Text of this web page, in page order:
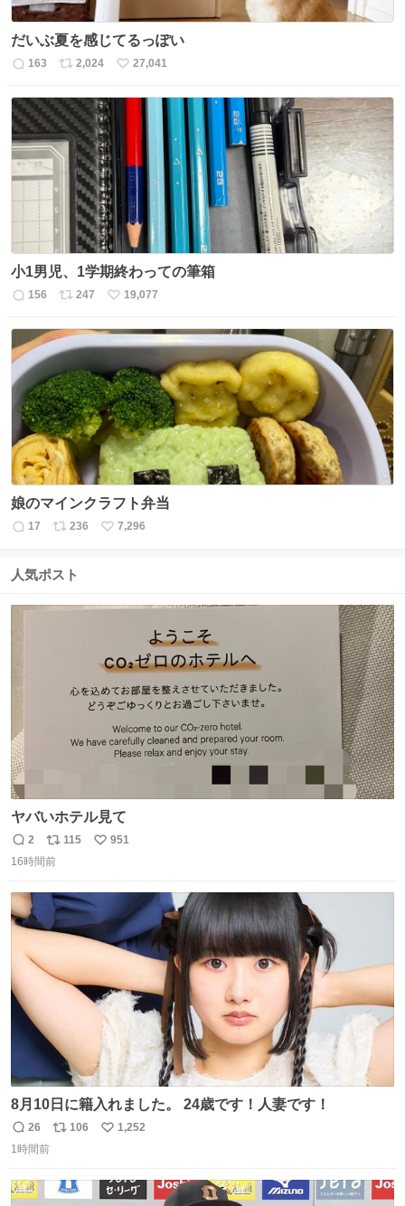
だいぶ夏を感じてるっぽい
返
数
163
リ
ス
ト
数
2,024
い
27,041
小1男児、1学期終わっての筆箱
返
数
156
リ
ス
ト
数
247
い
ね
19,077
娘のマインクラフト弁当
返
数
17
リ
ス
数
236
い
7,296
人気ポスト
ヤバいホテル見て
返
信
2
リ
ポ
ト
数
115
い
数
951
16時間前
8月10日に籍入れました。 24歳です！人妻です！
返
信
26
リ
ト
106
い
数
1,252
1時間前